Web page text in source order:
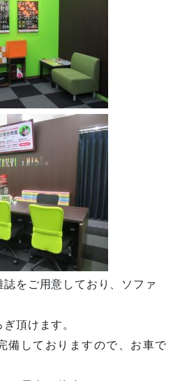
をご用意しており、ソファ
頂けます。
備しておりますので、お車で